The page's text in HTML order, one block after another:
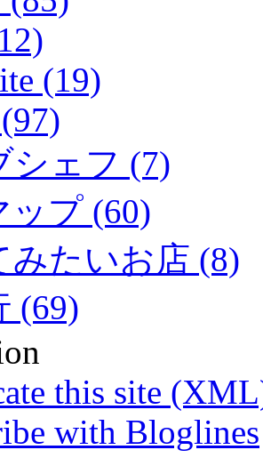
(19)
シェフ (7)
ップ (60)
みたいお店 (8)
(69)
this site
with Bloglines